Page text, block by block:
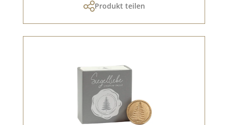
Produkt teilen